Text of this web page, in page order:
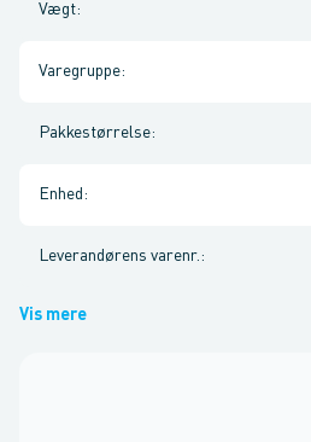
Vægt:
Varegruppe:
Pakkestørrelse:
Enhed :
Leverandørens varenr. :
Vis mere